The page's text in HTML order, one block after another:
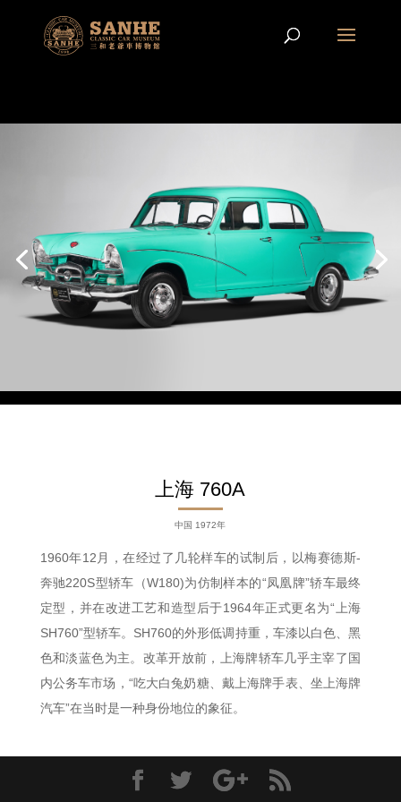
上海 760A
中国 1972年
1960年12月，在经过了几轮样车的试制后，以梅赛德斯-
奔驰220S型轿车（W180)为仿制样本的“凤凰牌”轿车最终
定型，并在改进工艺和造型后于1964年正式更名为“上海
SH760”型轿车。SH760的外形低调持重，车漆以白色、黑
色和淡蓝色为主。改革开放前，上海牌轿车几乎主宰了国
内公务车市场，“吃大白兔奶糖、戴上海牌手表、坐上海牌
汽车”在当时是一种身份地位的象征。